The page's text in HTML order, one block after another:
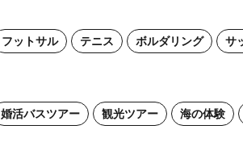
フットサル テニス ボルダリング サ
婚活バスツアー 観光ツアー 海の体験